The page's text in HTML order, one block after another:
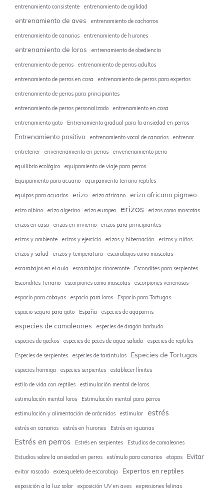
entrenamiento consistente entrenamiento de agilidad
entrenamiento de aves entrenamiento de cachorros
entrenamiento de canarios entrenamiento de hurones
entrenamiento de loros entrenamiento de obediencia
entrenamiento de perros entrenamiento de perros adultos
entrenamiento de perros en casa entrenamiento de perros para expertos
entrenamiento de perros para principiantes
entrenamiento de perros personalizado entrenamiento en casa
entrenamiento gato Entrenamiento gradual para la ansiedad en perros
Entrenamiento positivo entrenamiento vocal de canarios entrenar
entretener envenenamiento en perros envenenamiento perro
equilibrio ecológico equipamiento de viaje para perros
Equipamiento para acuario equipamiento terrario reptiles
equipos para acuarios erizo erizo africano erizo africano pigmeo
erizo albino erizo algerino erizo europeo erizos erizos como mascotas
erizos en casa erizos en invierno erizos para principiantes
erizos y ambiente erizos y ejercicio erizos y hibernación erizos y niños
erizos y salud erizos y temperatura escarabajos como mascotas
escarabajos en el aula escarabajos rinoceronte Escondites para serpientes
Escondites Terrario escorpiones como mascotas escorpiones venenosos
espacio para cobayas espacio para loros Espacio para Tortugas
espacio seguro para gato España especies de agapornis
especies de camaleones especies de dragón barbudo
especies de geckos especies de peces de agua salada especies de reptiles
Especies de serpientes especies de tarántulas Especies de Tortugas
especies hormiga especies serpientes establecer límites
estilo de vida con reptiles estimulación mental de loros
estimulación mental loros Estimulación mental para perros
estimulación y alimentación de arácnidos estimular estrés
estrés en canarios estrés en hurones Estrés en iguanas
Estrés en perros Estrés en serpientes Estudios de camaleones
Estudios sobre la ansiedad en perros estímulo para canarios etapas Evitar
evitar rascado exoesqueleto de escarabajo Expertos en reptiles
exposición a la luz solar exposición UV en aves expresiones felinas